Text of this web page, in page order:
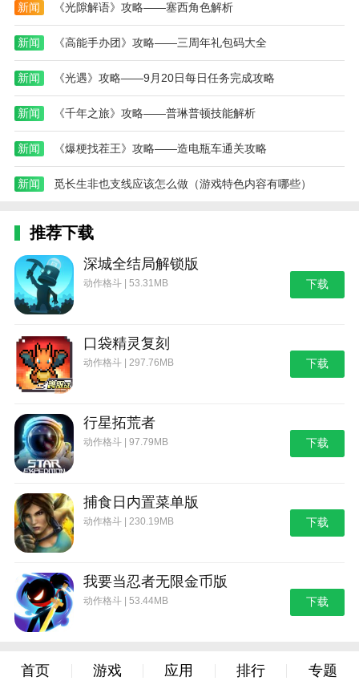
新闻 《光隙解语》攻略——塞西角色解析
新闻 《高能手办团》攻略——三周年礼包码大全
新闻 《光遇》攻略——9月20日每日任务完成攻略
新闻 《千年之旅》攻略——普琳普顿技能解析
新闻 《爆梗找茬王》攻略——造电瓶车通关攻略
新闻 觅长生非也支线应该怎么做（游戏特色内容有哪些）
推荐下载
深城全结局解锁版
动作格斗 | 53.31MB 下载
口袋精灵复刻
动作格斗 | 297.76MB 下载
行星拓荒者
动作格斗 | 97.79MB 下载
捕食日内置菜单版
动作格斗 | 230.19MB 下载
我要当忍者无限金币版
动作格斗 | 53.44MB 下载
首页 游戏 应用 排行 专题